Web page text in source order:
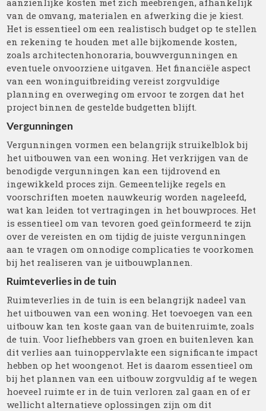
aanzienlijke kosten met zich meebrengen, afhankelijk
van de omvang, materialen en afwerking die je kiest.
Het is essentieel om een realistisch budget op te stellen
en rekening te houden met alle bijkomende kosten,
zoals architectenhonoraria, bouwvergunningen en
eventuele onvoorziene uitgaven. Het financiële aspect
van een woninguitbreiding vereist zorgvuldige
planning en overweging om ervoor te zorgen dat het
project binnen de gestelde budgetten blijft.
Vergunningen
Vergunningen vormen een belangrijk struikelblok bij
het uitbouwen van een woning. Het verkrijgen van de
benodigde vergunningen kan een tijdrovend en
ingewikkeld proces zijn. Gemeentelijke regels en
voorschriften moeten nauwkeurig worden nageleefd,
wat kan leiden tot vertragingen in het bouwproces. Het
is essentieel om van tevoren goed geïnformeerd te zijn
over de vereisten en om tijdig de juiste vergunningen
aan te vragen om onnodige complicaties te voorkomen
bij het realiseren van je uitbouwplannen.
Ruimteverlies in de tuin
Ruimteverlies in de tuin is een belangrijk nadeel van
het uitbouwen van een woning. Het toevoegen van een
uitbouw kan ten koste gaan van de buitenruimte, zoals
de tuin. Voor liefhebbers van groen en buitenleven kan
dit verlies aan tuinoppervlakte een significante impact
hebben op het woongenot. Het is daarom essentieel om
bij het plannen van een uitbouw zorgvuldig af te wegen
hoeveel ruimte er in de tuin verloren zal gaan en of er
wellicht alternatieve oplossingen zijn om dit